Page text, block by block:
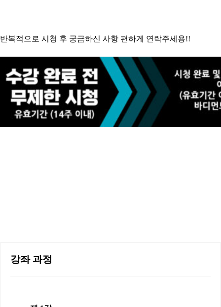
반복적으로 시청 후 궁금하신 사항 편하게 연락주세용!!
강좌 과정